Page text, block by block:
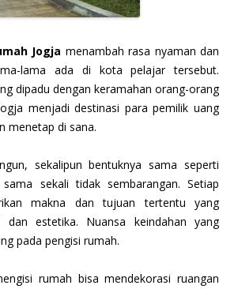
Jogja menambah rasa nyaman dan
lama ada di kota pelajar tersebut.
dipadu dengan keramahan orang-orang
menjadi destinasi para pemilik uang
menetap di sana.
sekalipun bentuknya sama seperti
sekali tidak sembarangan. Setiap
makna dan tujuan tertentu yang
dan estetika. Nuansa keindahan yang
pada pengisi rumah.
rumah bisa mendekorasi ruangan